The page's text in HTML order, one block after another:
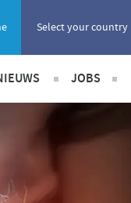
Select your country
Romania
Benelux Nieuws
Internationale nieuws
JOBS